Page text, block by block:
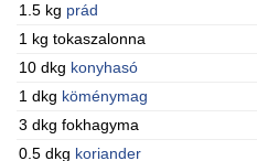
1.5 kg prád
1 kg tokaszalonna
10 dkg konyhasó
1 dkg köménymag
3 dkg fokhagyma
0.5 dkg koriander